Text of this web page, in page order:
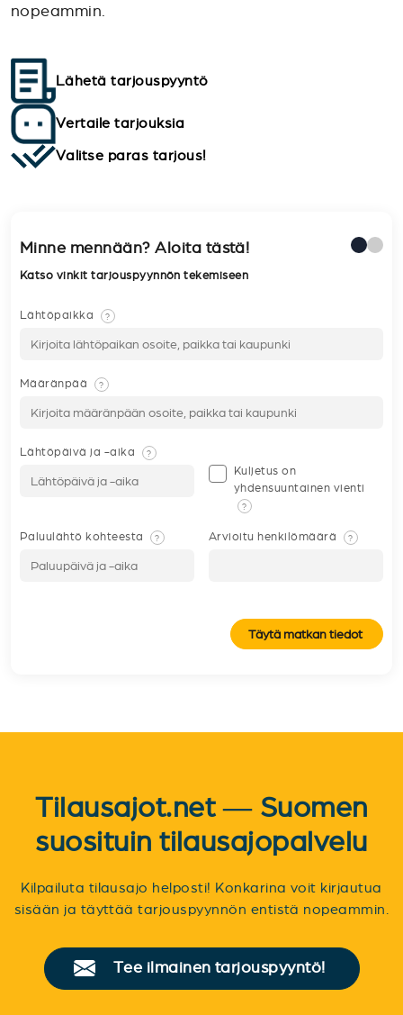
nopeammin.
Lähetä tarjouspyyntö
Vertaile tarjouksia
Valitse paras tarjous!
Minne mennään? Aloita tästä!
Katso vinkit tarjouspyynnön tekemiseen
Lähtöpaikka ?
Määränpää ?
Lähtöpäivä ja -aika ?
Kuljetus on
yhdensuuntainen vienti
?
Paluulähtö kohteesta ? Arvioitu henkilömäärä ?
Täytä matkan tiedot
Tilausajot.net — Suomen
suosituin tilausajopalvelu
Kilpailuta tilausajo helposti! Konkarina voit kirjautua
sisään ja täyttää tarjouspyynnön entistä nopeammin.
Tee ilmainen tarjouspyyntö!